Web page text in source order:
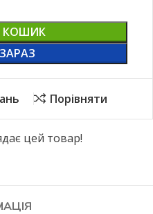
КОШИК
Порівняти
цей товар!